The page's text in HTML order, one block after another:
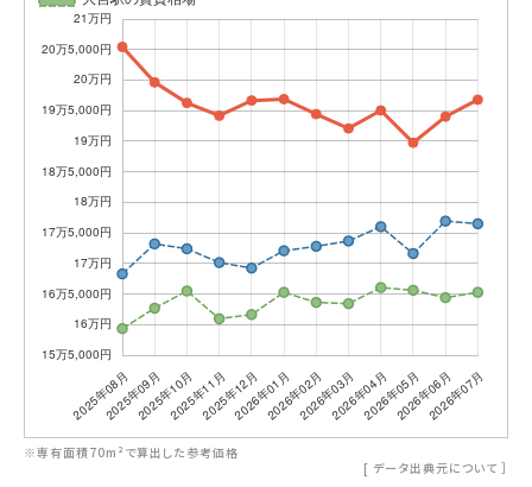
※専有面積70m²で算出した参考価格
[ データ出典元について ］